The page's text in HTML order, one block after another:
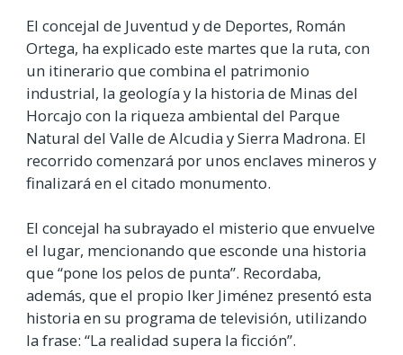
El concejal de Juventud y de Deportes, Román
Ortega, ha explicado este martes que la ruta, con
un itinerario que combina el patrimonio
industrial, la geología y la historia de Minas del
Horcajo con la riqueza ambiental del Parque
Natural del Valle de Alcudia y Sierra Madrona. El
recorrido comenzará por unos enclaves mineros y
finalizará en el citado monumento.
El concejal ha subrayado el misterio que envuelve
el lugar, mencionando que esconde una historia
que “pone los pelos de punta”. Recordaba,
además, que el propio Iker Jiménez presentó esta
historia en su programa de televisión, utilizando
la frase: “La realidad supera la ficción”.